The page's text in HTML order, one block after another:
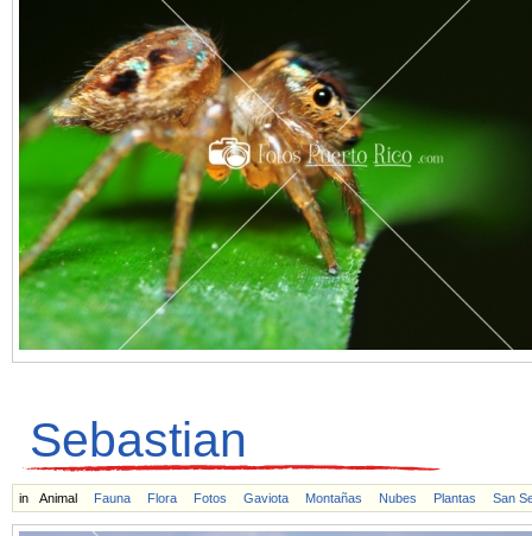
Sebastian
in Animal Fauna Flora Fotos Gaviota Montañas Nubes Plantas San